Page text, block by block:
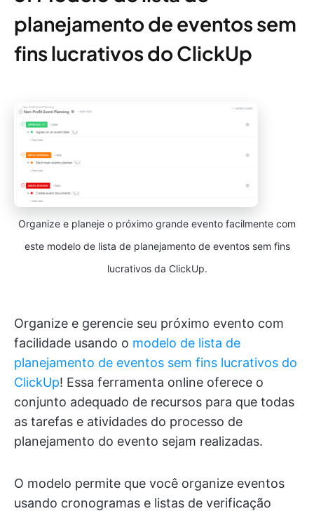
planejamento de eventos sem
fins lucrativos do ClickUp
Organize e planeje o próximo grande evento facilmente com
este modelo de lista de planejamento de eventos sem fins
lucrativos da ClickUp.
Organize e gerencie seu próximo evento com
facilidade usando o modelo de lista de
planejamento de eventos sem fins lucrativos do
ClickUp! Essa ferramenta online oferece o
conjunto adequado de recursos para que todas
as tarefas e atividades do processo de
planejamento do evento sejam realizadas.
O modelo permite que você organize eventos
usando cronogramas e listas de verificação